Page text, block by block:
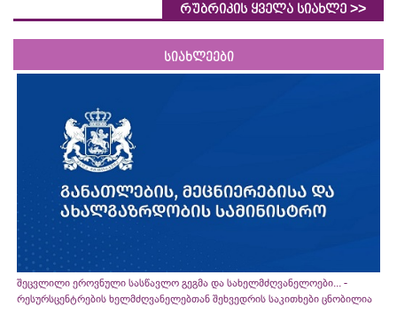
რუბრიკის ყველა სიახლე >>
სიახლეები
შეცვლილი ეროვნული სასწავლო გეგმა და სახელმძღვანელოები... -
რესურსცენტრების ხელმძღვანელებთან შეხვედრის საკითხები ცნობილია